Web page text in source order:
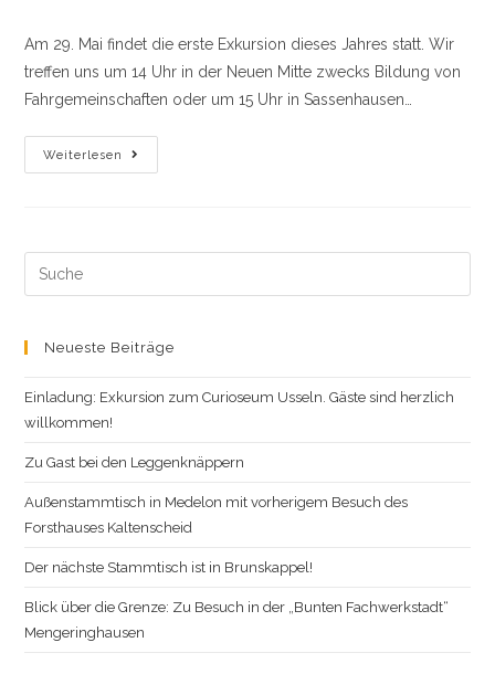
Am 29. Mai findet die erste Exkursion dieses Jahres statt. Wir
treffen uns um 14 Uhr in der Neuen Mitte zwecks Bildung von
Fahrgemeinschaften oder um 15 Uhr in Sassenhausen…
Weiterlesen
Terminankündigung
29.
Search
this
Neueste Beiträge
Einladung: Exkursion zum Curioseum Usseln. Gäste sind herzlich
willkommen!
Zu Gast bei den Leggenknäppern
Außenstammtisch in Medelon mit vorherigem Besuch des
Forsthauses Kaltenscheid
Der nächste Stammtisch ist in Brunskappel!
Blick über die Grenze: Zu Besuch in der „Bunten Fachwerkstadt“
Mengeringhausen